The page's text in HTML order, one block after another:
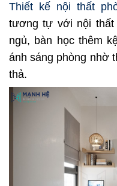
Thiết kế nội thất
tương tự với nội thất
ngủ, bàn học thêm
ánh sáng phòng nhờ
thả.